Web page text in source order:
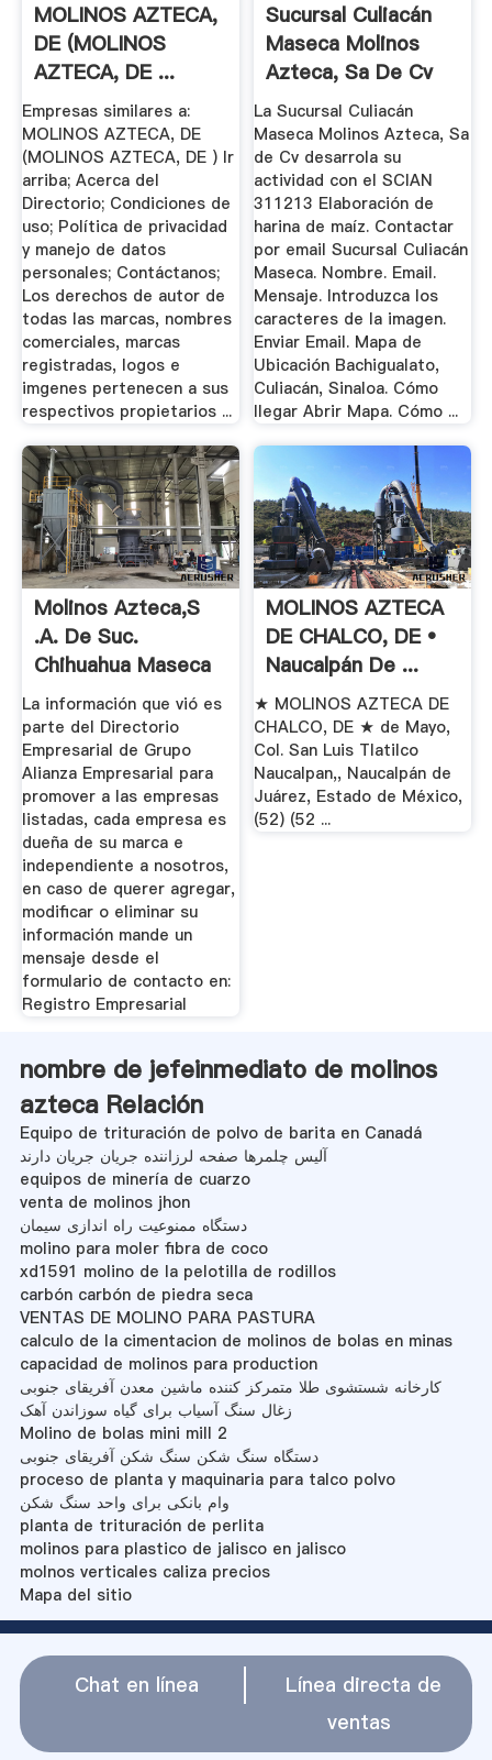
MOLINOS AZTECA,
DE (MOLINOS
AZTECA, DE ...
Empresas similares a:
MOLINOS AZTECA, DE
(MOLINOS AZTECA, DE ) Ir
arriba; Acerca del
Directorio; Condiciones de
uso; Política de privacidad
y manejo de datos
personales; Contáctanos;
Los derechos de autor de
todas las marcas, nombres
comerciales, marcas
registradas, logos e
imgenes pertenecen a sus
respectivos propietarios ...
Sucursal Culiacán
Maseca Molinos
Azteca, Sa De Cv
La Sucursal Culiacán
Maseca Molinos Azteca, Sa
de Cv desarrola su
actividad con el SCIAN
311213 Elaboración de
harina de maíz. Contactar
por email Sucursal Culiacán
Maseca. Nombre. Email.
Mensaje. Introduzca los
caracteres de la imagen.
Enviar Email. Mapa de
Ubicación Bachigualato,
Culiacán, Sinaloa. Cómo
llegar Abrir Mapa. Cómo ...
Molinos Azteca,s
.a. De Suc.
Chihuahua Maseca
La información que vió es
parte del Directorio
Empresarial de Grupo
Alianza Empresarial para
promover a las empresas
listadas, cada empresa es
dueña de su marca e
independiente a nosotros,
en caso de querer agregar,
modificar o eliminar su
información mande un
mensaje desde el
formulario de contacto en:
Registro Empresarial
MOLINOS AZTECA
DE CHALCO, DE •
Naucalpán De ...
★ MOLINOS AZTECA DE
CHALCO, DE ★ de Mayo,
Col. San Luis Tlatilco
Naucalpan,, Naucalpán de
Juárez, Estado de México,
(52) (52 ...
nombre de jefeinmediato de molinos
azteca Relación
Equipo de trituración de polvo de barita en Canadá
آلیس چلمرها صفحه لرزاننده جریان جریان دارند
equipos de minería de cuarzo
venta de molinos jhon
دستگاه ممنوعیت راه اندازی سیمان
molino para moler fibra de coco
xd1591 molino de la pelotilla de rodillos
carbón carbón de piedra seca
VENTAS DE MOLINO PARA PASTURA
calculo de la cimentacion de molinos de bolas en minas
capacidad de molinos para production
کارخانه شستشوی طلا متمرکز کننده ماشین معدن آفریقای جنوبی
زغال سنگ آسیاب برای گیاه سوزاندن آهک
Molino de bolas mini mill 2
دستگاه سنگ شکن سنگ شکن آفریقای جنوبی
proceso de planta y maquinaria para talco polvo
وام بانکی برای واحد سنگ شکن
planta de trituración de perlita
molinos para plastico de jalisco en jalisco
molnos verticales caliza precios
Mapa del sitio
Chat en línea
Línea directa de
ventas